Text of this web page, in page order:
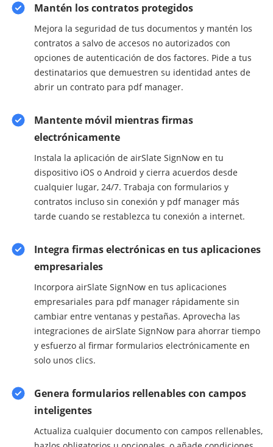
Mantén los contratos protegidos
Mejora la seguridad de tus documentos y mantén los
contratos a salvo de accesos no autorizados con
opciones de autenticación de dos factores. Pide a tus
destinatarios que demuestren su identidad antes de
abrir un contrato para pdf manager.
Mantente móvil mientras firmas
electrónicamente
Instala la aplicación de airSlate SignNow en tu
dispositivo iOS o Android y cierra acuerdos desde
cualquier lugar, 24/7. Trabaja con formularios y
contratos incluso sin conexión y pdf manager más
tarde cuando se restablezca tu conexión a internet.
Integra firmas electrónicas en tus aplicaciones
empresariales
Incorpora airSlate SignNow en tus aplicaciones
empresariales para pdf manager rápidamente sin
cambiar entre ventanas y pestañas. Aprovecha las
integraciones de airSlate SignNow para ahorrar tiempo
y esfuerzo al firmar formularios electrónicamente en
solo unos clics.
Genera formularios rellenables con campos
inteligentes
Actualiza cualquier documento con campos rellenables,